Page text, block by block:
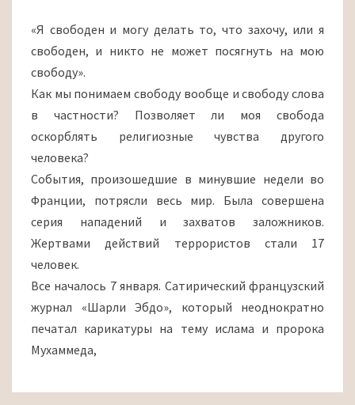
«Я свободен и могу делать то, что захочу, или я
свободен, и никто не может посягнуть на мою
свободу».
Как мы понимаем свободу вообще и свободу слова
в частности? Позволяет ли моя свобода
оскорблять религиозные чувства другого
человека?
События, произошедшие в минувшие недели во
Франции, потрясли весь мир. Была совершена
серия нападений и захватов заложников.
Жертвами действий террористов стали 17
человек.
Все началось 7 января. Сатирический французский
журнал «Шарли Эбдо», который неоднократно
печатал карикатуры на тему ислама и пророка
Мухаммеда,